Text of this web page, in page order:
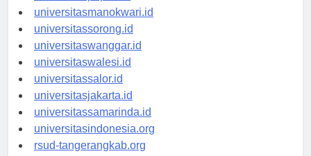
universitaspapua.id
universitasmanokwari.id
universitassorong.id
universitaswanggar.id
universitaswalesi.id
universitassalor.id
universitasjakarta.id
universitassamarinda.id
universitasindonesia.org